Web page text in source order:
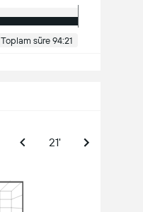
Toplam süre 94:21
21'